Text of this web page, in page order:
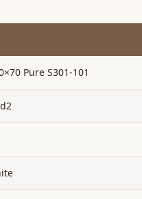
Pure S301-101